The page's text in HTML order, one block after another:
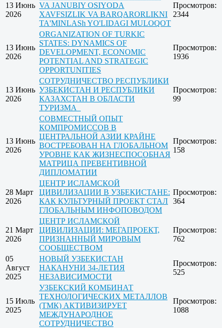
13 Июнь
2026
VA JANUBIY OSIYODA
XAVFSIZLIK VA BARQARORLIKNI
TA'MINLASh YO'LIDAGI MULOQOT
Просмотров:
2344
13 Июнь
2026
ORGANIZATION OF TURKIC
STATES: DYNAMICS OF
DEVELOPMENT, ECONOMIC
POTENTIAL AND STRATEGIC
OPPORTUNITIES
Просмотров:
1936
13 Июнь
2026
СОТРУДНИЧЕСТВО РЕСПУБЛИКИ
УЗБЕКИСТАН И РЕСПУБЛИКИ
КАЗАХСТАН В ОБЛАСТИ
ТУРИЗМА
Просмотров:
99
13 Июнь
2026
СОВМЕСТНЫЙ ОПЫТ
КОМПРОМИССОВ В
ЦЕНТРАЛЬНОЙ АЗИИ КРАЙНЕ
ВОСТРЕБОВАН НА ГЛОБАЛЬНОМ
УРОВНЕ КАК ЖИЗНЕСПОСОБНАЯ
МАТРИЦА ПРЕВЕНТИВНОЙ
ДИПЛОМАТИИ
Просмотров:
158
28 Март
2026
ЦЕНТР ИСЛАМСКОЙ
ЦИВИЛИЗАЦИИ В УЗБЕКИСТАНЕ:
КАК КУЛЬТУРНЫЙ ПРОЕКТ СТАЛ
ГЛОБАЛЬНЫМ ИНФОПОВОДОМ
Просмотров:
364
21 Март
2026
ЦЕНТР ИСЛАМСКОЙ
ЦИВИЛИЗАЦИИ: МЕГАПРОЕКТ,
ПРИЗНАННЫЙ МИРОВЫМ
СООБЩЕСТВОМ
Просмотров:
762
05
Август
2025
НОВЫЙ УЗБЕКИСТАН
НАКАНУНИ 34-ЛЕТИЯ
НЕЗАВИСИМОСТИ
Просмотров:
525
15 Июль
2025
УЗБЕКСКИЙ КОМБИНАТ
ТЕХНОЛОГИЧЕСКИХ МЕТАЛЛОВ
(ТМК) АКТИВИЗИРУЕТ
МЕЖДУНАРОДНОЕ
СОТРУДНИЧЕСТВО
Просмотров:
1088